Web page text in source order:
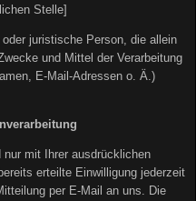
Stelle]
juristische Person, die allein
und Mittel der Verarbeitung
E-Mail-Adressen o. Ä.)
mit Ihrer ausdrücklichen
erteilte Einwilligung jederzeit
per E-Mail an uns. Die